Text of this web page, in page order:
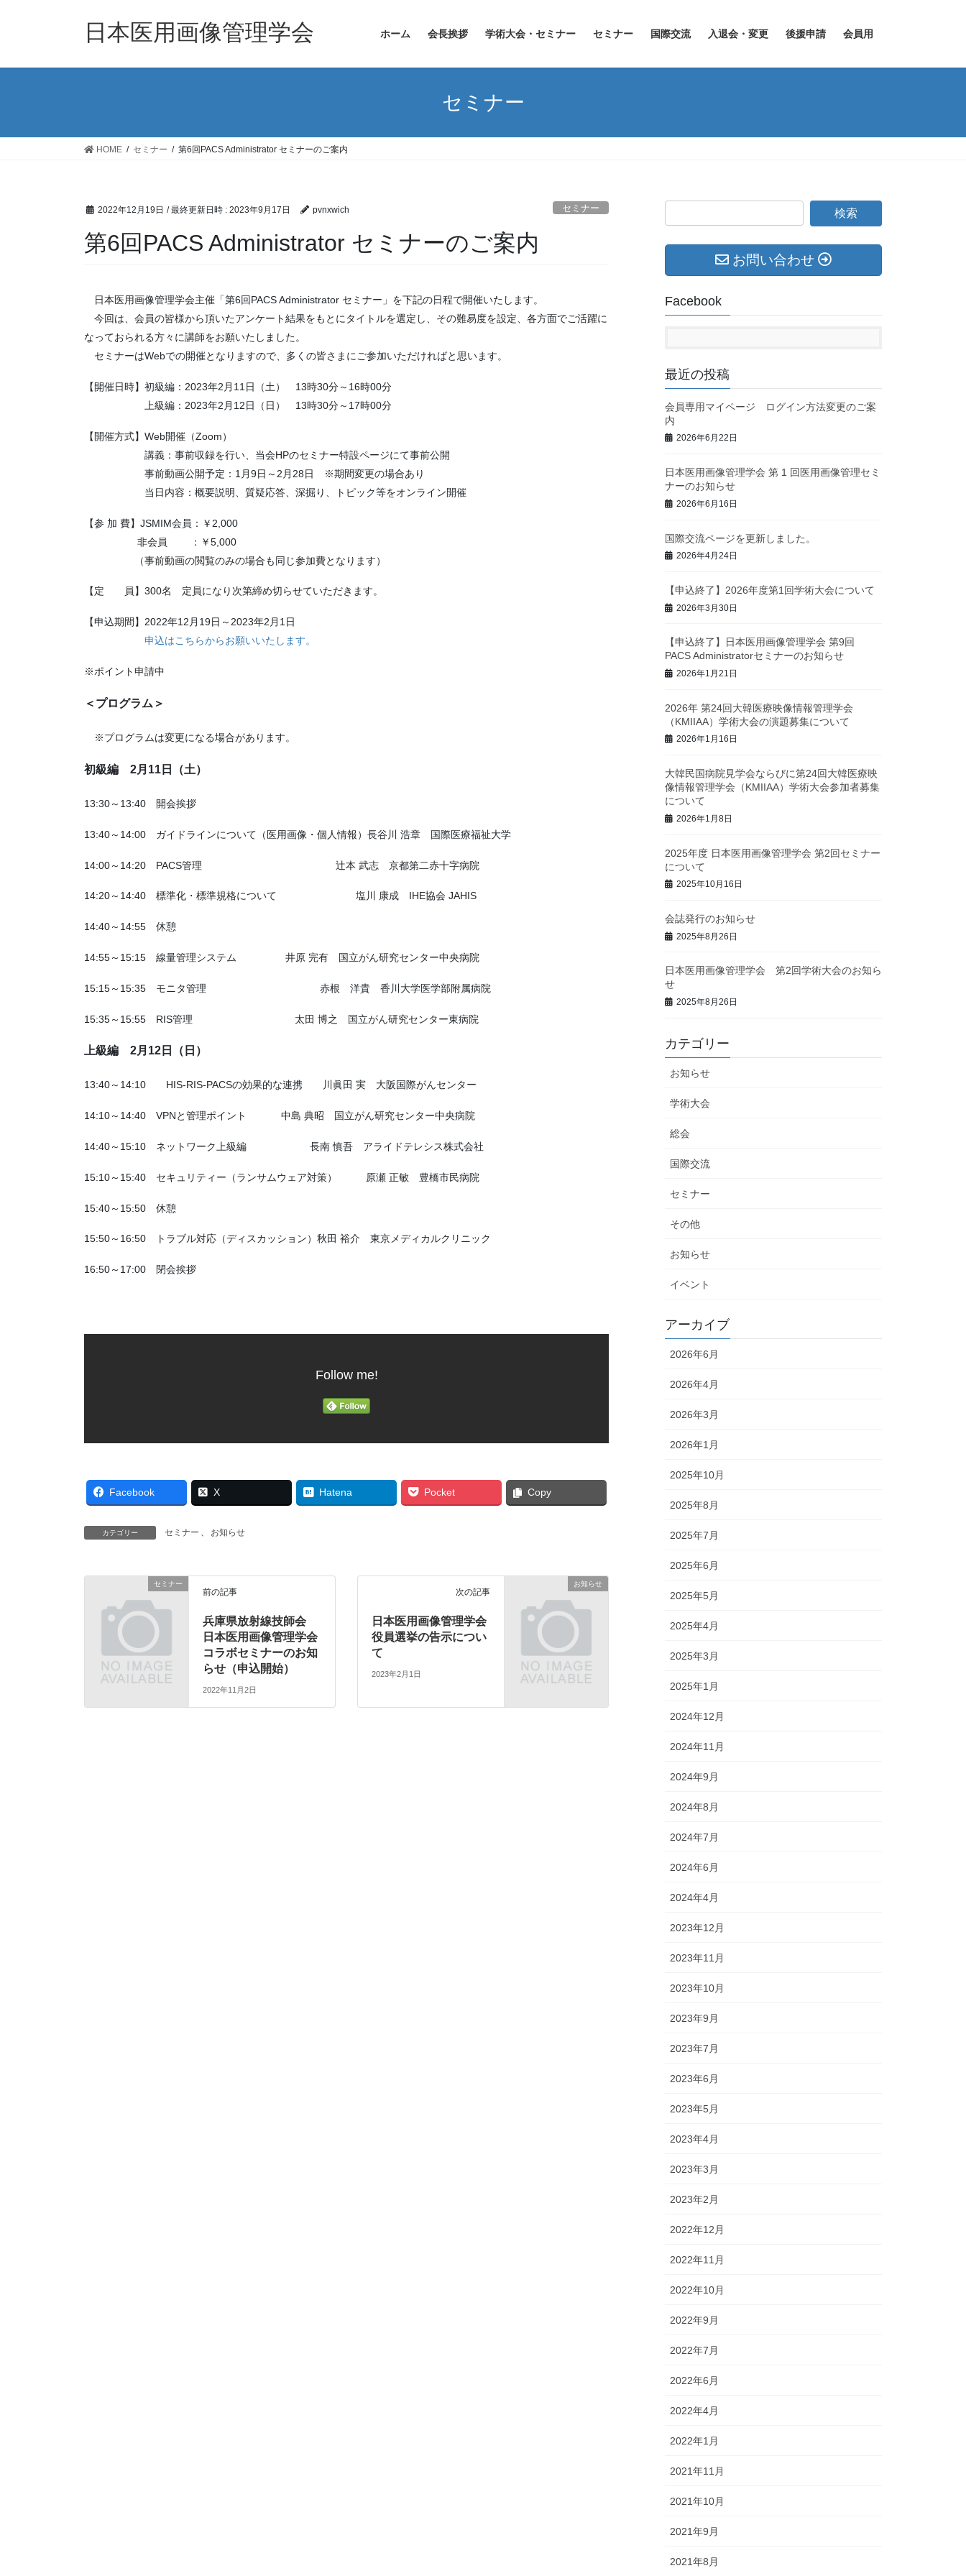
日本医用画像管理学会 ホーム 会長挨拶 学術大会・セミナー セミナー 国際交流 入退会・変更 後援申請 会員用
セミナー
HOME セミナー 第6回PACS Administrator セミナーのご案内
2022年12月19日 / 最終更新日時 : 2023年9月17日 pvnxwich セミナー
第6回PACS Administrator セミナーのご案内
日本医用画像管理学会主催「第6回PACS Administrator セミナー」を下記の日程で開催いたします。
今回は、会員の皆様から頂いたアンケート結果をもとにタイトルを選定し、その難易度を設定、各方面でご活躍に
なっておられる方々に講師をお願いたしました。
セミナーはWebでの開催となりますので、多くの皆さまにご参加いただければと思います。
【開催日時】初級編：2023年2月11日（土） 13時30分～16時00分
上級編：2023年2月12日（日） 13時30分～17時00分
【開催方式】Web開催（Zoom）
講義：事前収録を行い、当会HPのセミナー特設ページにて事前公開
事前動画公開予定：1月9日～2月28日 ※期間変更の場合あり
当日内容：概要説明、質疑応答、深掘り、トピック等をオンライン開催
【参 加 費】JSMIM会員：￥2,000
非会員 ：￥5,000
（事前動画の閲覧のみの場合も同じ参加費となります）
【定 員】300名 定員になり次第締め切らせていただきます。
【申込期間】2022年12月19日～2023年2月1日
申込はこちらからお願いいたします。
※ポイント申請中
＜プログラム＞
※プログラムは変更になる場合があります。
初級編 2月11日（土）
13:30～13:40 開会挨拶
13:40～14:00 ガイドラインについて（医用画像・個人情報）長谷川 浩章 国際医療福祉大学
14:00～14:20 PACS管理 辻本 武志 京都第二赤十字病院
14:20～14:40 標準化・標準規格について 塩川 康成 IHE協会 JAHIS
14:40～14:55 休憩
14:55～15:15 線量管理システム 井原 完有 国立がん研究センター中央病院
15:15～15:35 モニタ管理 赤根 洋貴 香川大学医学部附属病院
15:35～15:55 RIS管理 太田 博之 国立がん研究センター東病院
上級編 2月12日（日）
13:40～14:10 HIS-RIS-PACSの効果的な連携 川眞田 実 大阪国際がんセンター
14:10～14:40 VPNと管理ポイント 中島 典昭 国立がん研究センター中央病院
14:40～15:10 ネットワーク上級編 長南 慎吾 アライドテレシス株式会社
15:10～15:40 セキュリティー（ランサムウェア対策） 原瀬 正敏 豊橋市民病院
15:40～15:50 休憩
15:50～16:50 トラブル対応（ディスカッション）秋田 裕介 東京メディカルクリニック
16:50～17:00 閉会挨拶
Follow me!
Facebook X Hatena Pocket Copy
カテゴリー セミナー 、 お知らせ
セミナー
前の記事
兵庫県放射線技師会
日本医用画像管理学会
コラボセミナーのお知
らせ（申込開始）
2022年11月2日
お知らせ
次の記事
日本医用画像管理学会
役員選挙の告示につい
て
2023年2月1日
お問い合わせ
Facebook
最近の投稿
会員専用マイページ ログイン方法変更のご案
内
2026年6月22日
日本医用画像管理学会 第 1 回医用画像管理セミ
ナーのお知らせ
2026年6月16日
国際交流ページを更新しました。
2026年4月24日
【申込終了】2026年度第1回学術大会について
2026年3月30日
【申込終了】日本医用画像管理学会 第9回
PACS Administratorセミナーのお知らせ
2026年1月21日
2026年 第24回大韓医療映像情報管理学会
（KMIIAA）学術大会の演題募集について
2026年1月16日
大韓民国病院見学会ならびに第24回大韓医療映
像情報管理学会（KMIIAA）学術大会参加者募集
について
2026年1月8日
2025年度 日本医用画像管理学会 第2回セミナー
について
2025年10月16日
会誌発行のお知らせ
2025年8月26日
日本医用画像管理学会 第2回学術大会のお知ら
せ
2025年8月26日
カテゴリー
お知らせ
学術大会
総会
国際交流
セミナー
その他
お知らせ
イベント
アーカイブ
2026年6月
2026年4月
2026年3月
2026年1月
2025年10月
2025年8月
2025年7月
2025年6月
2025年5月
2025年4月
2025年3月
2025年1月
2024年12月
2024年11月
2024年9月
2024年8月
2024年7月
2024年6月
2024年4月
2023年12月
2023年11月
2023年10月
2023年9月
2023年7月
2023年6月
2023年5月
2023年4月
2023年3月
2023年2月
2022年12月
2022年11月
2022年10月
2022年9月
2022年7月
2022年6月
2022年4月
2022年1月
2021年11月
2021年10月
2021年9月
2021年8月